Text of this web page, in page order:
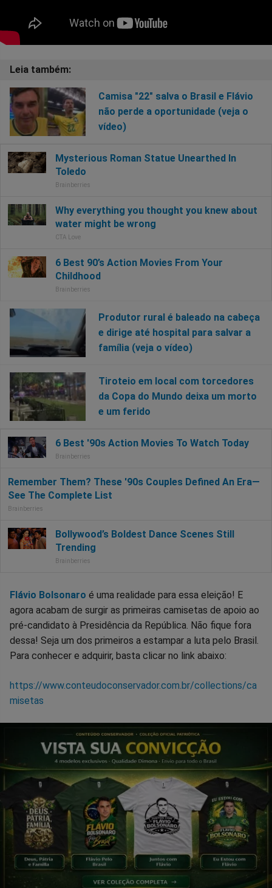
Camisa "22" salva o Brasil e Flávio
não perde a oportunidade (veja o
vídeo)
Produtor rural é baleado na cabeça
e dirige até hospital para salvar a
família (veja o vídeo)
Tiroteio em local com torcedores
da Copa do Mundo deixa um morto
e um ferido
Flávio Bolsonaro é uma realidade para essa eleição! E
agora acabam de surgir as primeiras camisetas de apoio ao
pré-candidato à Presidência da República. Não fique fora
dessa! Seja um dos primeiros a estampar a luta pelo Brasil.
Para conhecer e adquirir, basta clicar no link abaixo:
https://www.conteudoconservador.com.br/collections/ca
misetas